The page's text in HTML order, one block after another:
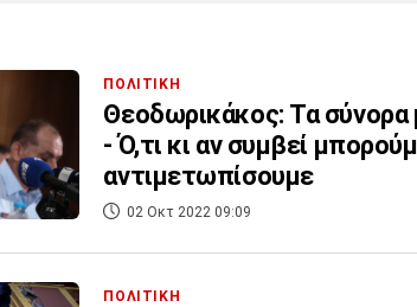
ΠΟΛΙΤΙΚΗ
Θεοδωρικάκος: Τα σύνορα
- Ό,τι κι αν συμβεί
αντιμετωπίσουμε
02 Οκτ 2022 09:09
ΠΟΛΙΤΙΚΗ